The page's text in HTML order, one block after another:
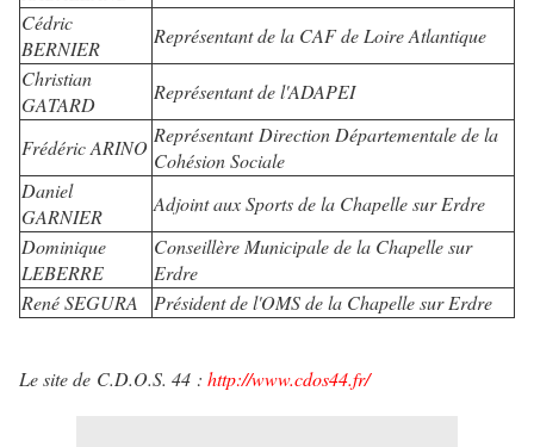
Cédric
BERNIER
Représentant de la CAF de Loire Atlantique
Christian
GATARD
Représentant de l'ADAPEI
Frédéric ARINO
Représentant Direction Départementale de la
Cohésion Sociale
Daniel
GARNIER
Adjoint aux Sports de la Chapelle sur Erdre
Dominique
LEBERRE
Conseillère Municipale de la Chapelle sur
Erdre
René SEGURA
Président de l'OMS de la Chapelle sur Erdre
Le site de C.D.O.S. 44 : http://www.cdos44.fr/